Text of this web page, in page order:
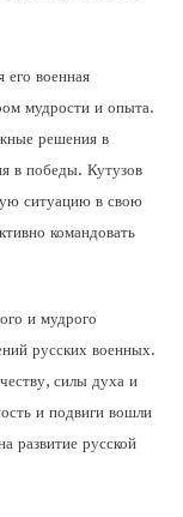
его военная
мудрости и опыта.
решения в
в победы. Кутузов
ситуацию в свою
командовать
и мудрого
русских военных.
силы духа и
и подвиги вошли
развитие русской